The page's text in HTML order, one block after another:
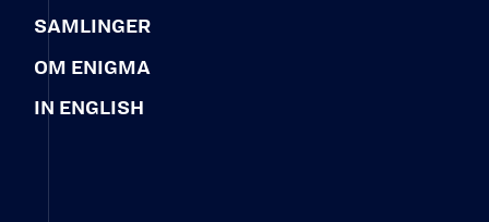
SAMLINGER
OM ENIGMA
IN ENGLISH